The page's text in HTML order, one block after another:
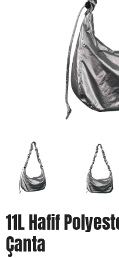
11L Hafif
Çanta